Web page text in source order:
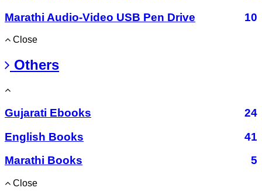
Marathi Audio-Video USB Pen Drive
10
Close
Others
Gujarati Ebooks
24
English Books
41
Marathi Books
5
Close